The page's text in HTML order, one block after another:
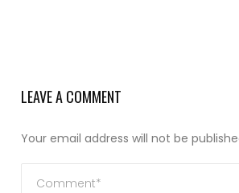
LEAVE A COMMENT
Your email address will not be